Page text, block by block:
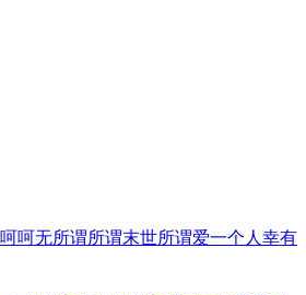
呵呵无所谓所谓末世所谓爱一个人 幸有